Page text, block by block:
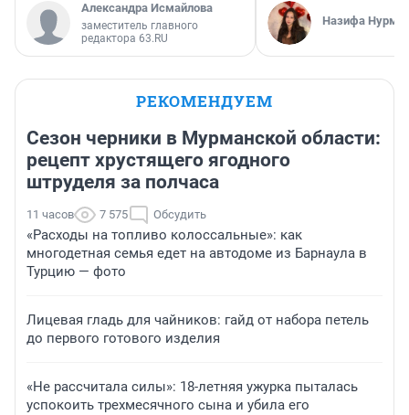
Александра Исмайлова
заместитель главного
редактора 63.RU
Назифа
РЕКОМЕНДУЕМ
Сезон черники в Мурманской области:
рецепт хрустящего ягодного
штруделя за полчаса
11 часов 7 575 Обсудить
«Расходы на топливо колоссальные»: как
многодетная семья едет на автодоме из Барнаула в
Турцию — фото
Лицевая гладь для чайников: гайд от набора петель
до первого готового изделия
«Не рассчитала силы»: 18-летняя ужурка пыталась
успокоить трехмесячного сына и убила его